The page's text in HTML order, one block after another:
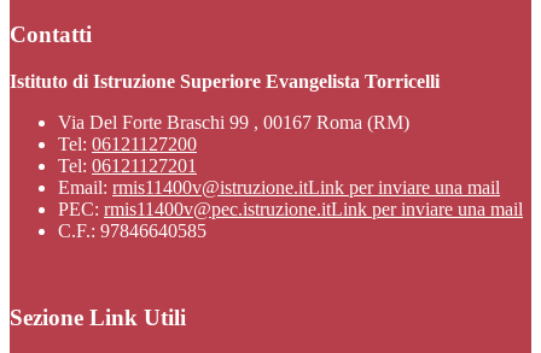
Contatti
Istituto di Istruzione Superiore Evangelista Torricelli
Via Del Forte Braschi 99 , 00167 Roma (RM)
Tel: 06121127200
Tel: 06121127201
Email: rmis11400v@istruzione.itLink per inviare una mail
PEC: rmis11400v@pec.istruzione.itLink per inviare una mail
C.F.: 97846640585
Sezione Link Utili